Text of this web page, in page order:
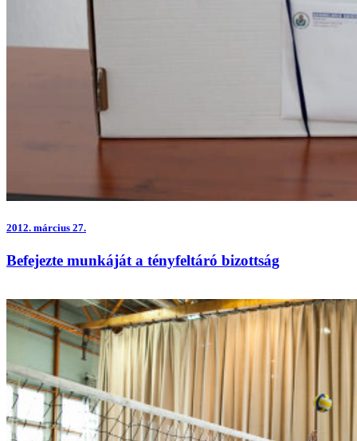
2012. március 27.
Befejezte munkáját a tényfeltáró bizottság